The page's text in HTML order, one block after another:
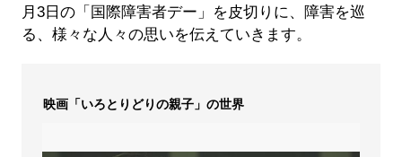
月3日の「国際障害者デー」を皮切りに、障害を巡
る、様々な人々の思いを伝えていきます。
映画「いろとりどりの親子」の世界